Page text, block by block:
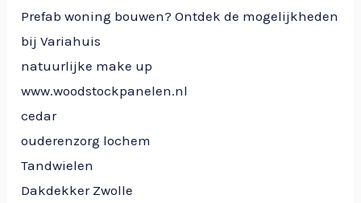
Prefab woning bouwen? Ontdek de mogelijkheden
bij Variahuis
natuurlijke make up
www.woodstockpanelen.nl
cedar
ouderenzorg lochem
Tandwielen
Dakdekker Zwolle